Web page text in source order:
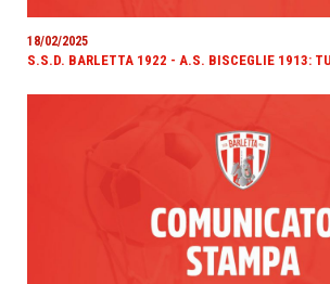
18/02/2025
S.S.D. BARLETTA 1922 - A.S. BISCEGLIE 1913: